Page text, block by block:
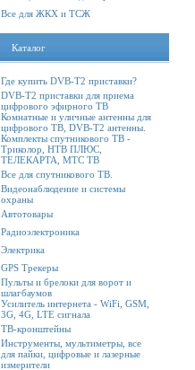
Все для ЖКХ и ТСЖ
Каталог
Где купить DVB-T2 приставки?
DVB-T2 приставки для приема
цифрового эфирного ТВ
Комнатные и уличные антенны для
цифрового ТВ, DVB-T2 антенны.
Комплекты спутникового ТВ -
Триколор, НТВ ПЛЮС,
ТЕЛЕКАРТА, МТС ТВ
Все для спутникового ТВ.
Видеонаблюдение и системы
охраны
Автотовары
Радиоэлектроника
Электрика
GPS Трекеры
Пульты и брелоки для ворот и
шлагбаумов
Усилитель интернета - WiFi, GSM,
3G, 4G, LTE сигнала
ТВ-кронштейны
Инструменты, мультиметры, все
для пайки, цифровые и лазерные
измерители